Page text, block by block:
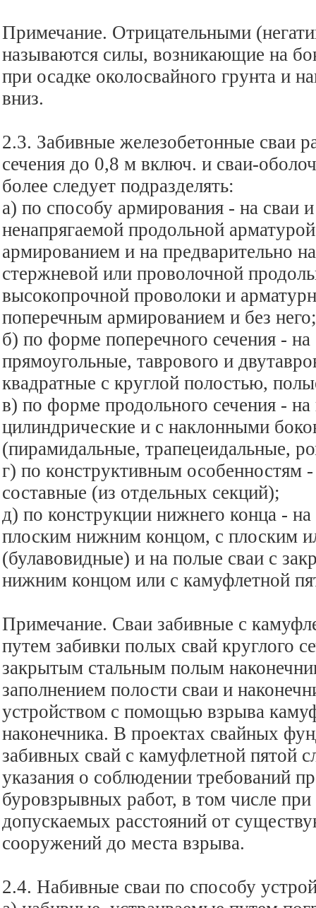
Примечание. Отрицательными
называются силы, возникающие на
при осадке околосвайного грунта и
вниз.
2.3. Забивные железобетонные сваи
сечения до 0,8 м включ. и сваи-
более следует подразделять:
а) по способу армирования - на сваи
ненапрягаемой продольной
армированием и на предварительно
стержневой или проволочной
высокопрочной проволоки и
поперечным армированием и без него;
б) по форме поперечного сечения - на
прямоугольные, таврового и
квадратные с круглой полостью,
в) по форме продольного сечения - на
цилиндрические и с наклонными
(пирамидальные, трапецеидальные,
г) по конструктивным особенностям
составные (из отдельных секций);
д) по конструкции нижнего конца -
плоским нижним концом, с плоским
(булавовидные) и на полые сваи с
нижним концом или с камуфлетной
Примечание. Сваи забивные с
путем забивки полых свай круглого
закрытым стальным полым
заполнением полости сваи и
устройством с помощью взрыва
наконечника. В проектах свайных
забивных свай с камуфлетной пятой
указания о соблюдении требований
буровзрывных работ, в том числе при
допускаемых расстояний от
сооружений до места взрыва.
2.4. Набивные сваи по способу